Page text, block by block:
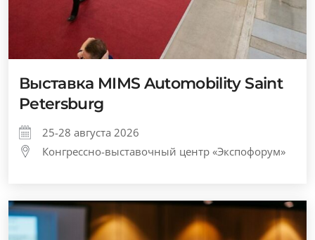
Выставка MIMS Automobility Saint
Petersburg
25-28 августа 2026
Конгрессно-выставочный центр «Экспофорум»